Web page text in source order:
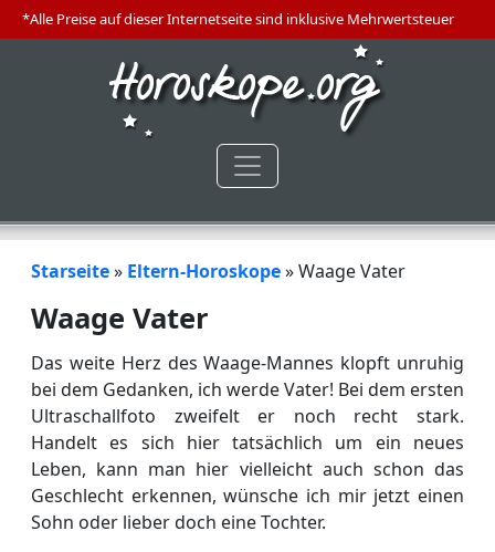
*Alle Preise auf dieser Internetseite sind inklusive Mehrwertsteuer
Starseite» Eltern-Horoskope»Waage Vater
Waage Vater
Das weite Herz des Waage-Mannes klopft unruhig
bei dem Gedanken, ich werde Vater! Bei dem ersten
Ultraschallfoto zweifelt er noch recht stark.
Handelt es sich hier tatsächlich um ein neues
Leben, kann man hier vielleicht auch schon das
Geschlecht erkennen, wünsche ich mir jetzt einen
Sohn oder lieber doch eine Tochter.